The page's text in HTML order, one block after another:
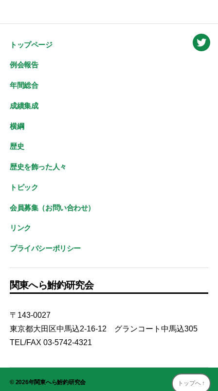
トップページ
例会報告
年間総合
成績集成
横綱
歴史
歴史を飾った人々
トピック
会員募集（お問い合わせ）
リンク
プライバシーポリシー
関東へら鮒釣研究会
〒143-0027
東京都大田区中馬込2-16-12 グランコート中馬込305
TEL/FAX 03-5742-4321
© 2026年関東へら鮒釣研究会 トップへ ↑